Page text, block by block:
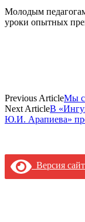
Молодым
уроки опытных
Previous ArticleМы
Next ArticleВ
Ю.И. Арапиева»
Версия